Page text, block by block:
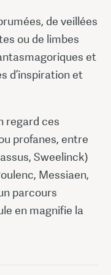
de veillées
ou de limbes
et
d’inspiration et
regard ces
profanes, entre
Sweelinck)
Messiaen,
parcours
en magnifie la